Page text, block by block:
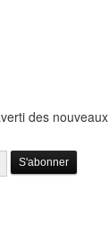
des nouveaux